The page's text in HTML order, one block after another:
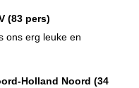
(83 pers)
ons erg leuke en
Holland Noord (34